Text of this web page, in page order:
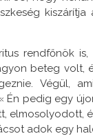
rendfőnök is,
beteg volt,
Végül,
Én pedig egy
elmosolyodott,
adok egy